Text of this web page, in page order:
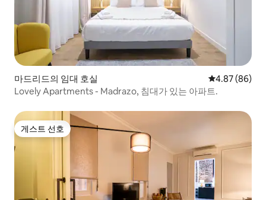
마드리드의 임대 호실 평점 4.87점(5
4.87 (86)
Lovely Apartments - Madrazo, 침대가 있는 아파트.
게스트 선호
게스트 선호